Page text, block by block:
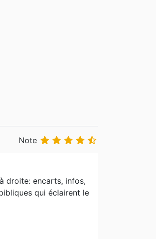
Note     
droite: encarts, infos,
qui éclairent le